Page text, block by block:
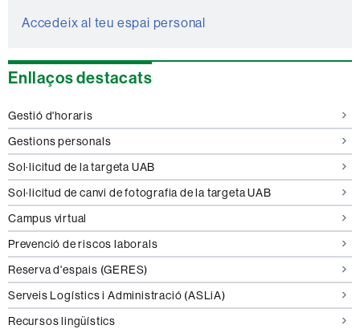
Accedeix al teu espai personal
Enllaços destacats
Gestió d'horaris
Gestions personals
Sol·licitud de la targeta UAB
Sol·licitud de canvi de fotografia de la targeta UAB
Campus virtual
Prevenció de riscos laborals
Reserva d'espais (GERES)
Serveis Logístics i Administració (ASLiA)
Recursos lingüístics